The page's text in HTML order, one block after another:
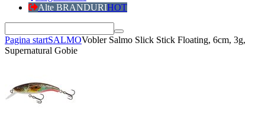
Alte BRANDURIHOT
Pagina startSALMOVobler Salmo Slick Stick Floating, 6cm, 3g,
Supernatural Gobie